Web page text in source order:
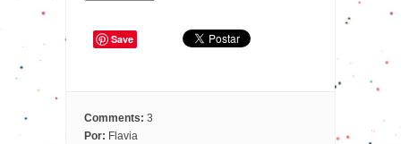
Save
Comments: 3
Por: Flavia